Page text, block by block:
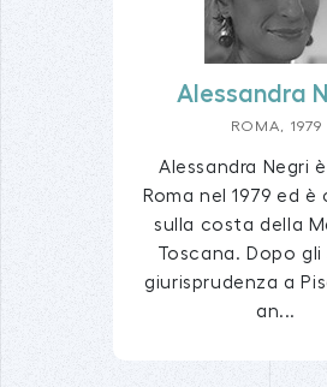
Alessandra
ROMA, 1979
Alessandra Negri
Roma nel 1979 ed
sulla costa della
Toscana. Dopo
giurisprudenza a
an...